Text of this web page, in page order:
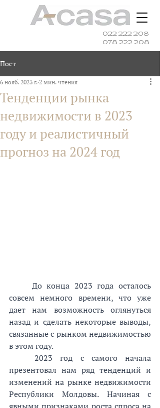
022 222 208
078 222 208
Пост
Тенденции рынка
недвижимости в 2023
году и реалистичный
прогноз на 2024 год
6 нояб. 2023 г. 2 мин. чтения
До конца 2023 года осталось
совсем немного времени, что уже
дает нам возможность оглянуться
назад и сделать некоторые выводы,
связанные с рынком недвижимостью
в этом году.
2023 год с самого начала
презентовал нам ряд тенденций и
изменений на рынке недвижимости
Республики Молдовы. Начиная с